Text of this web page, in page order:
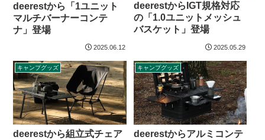
deerestから「1ユニット
マルチバーナーコンテ
ナ」登場
2025.06.12
deerestからIGT規格対応
の「1.0ユニットメッシュ
バスケット」登場
2025.05.29
キャンプグッズ
deerestから組立式チェア
キャンプグッズ
deerestからアルミコンテ